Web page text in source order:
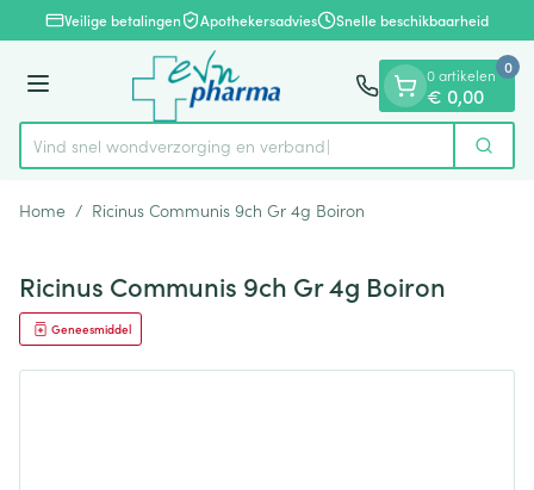
Ga naar de inhoud
1 van 1Veilige betalingen Apothekersadvies Snelle beschikbaarheid
Menu
Product, merk, categorie...
Vind snel wondverzorging en verband Zoek
0 artikelen
€ 0,00
0
Home / Ricinus Communis 9ch Gr 4g Boiron
Ricinus Communis 9ch Gr 4g Boiron
Geneesmiddel